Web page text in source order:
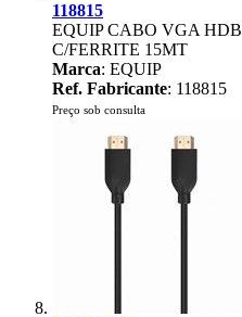
118815
EQUIP CABO VGA
C/FERRITE 15MT
Marca: EQUIP
Ref. Fabricante: 118815
Preço sob consulta